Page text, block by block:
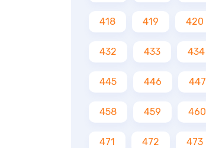
418 419 420
432 433 434
445 446 447
458 459 460
471 472 473